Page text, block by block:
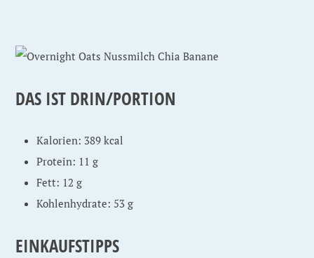
DAS IST DRIN/PORTION
Kalorien: 389 kcal
Protein: 11 g
Fett: 12 g
Kohlenhydrate: 53 g
EINKAUFSTIPPS